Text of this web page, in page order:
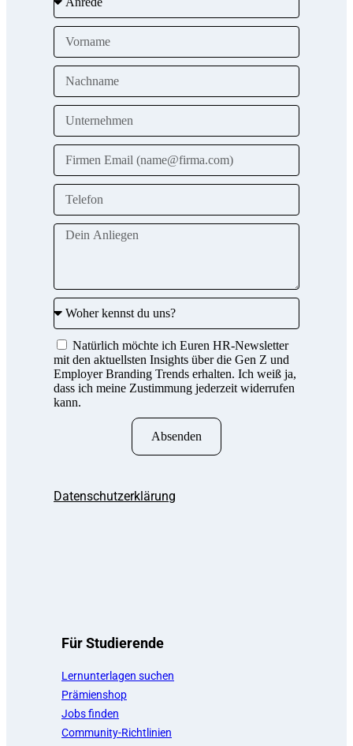
Natürlich möchte ich Euren HR-Newsletter
mit den aktuellsten Insights über die Gen Z und
Employer Branding Trends erhalten. Ich weiß ja,
dass ich meine Zustimmung jederzeit widerrufen
kann.
Absenden
Datenschutzerklärung
Für Studierende
Lernunterlagen suchen
Prämienshop
Jobs finden
Community-Richtlinien